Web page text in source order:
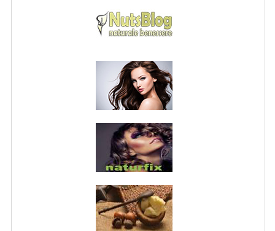
NORMATIVA PRIVACY
MAPPA DEL SITO
BUONO REGALO F.A.Q.
BUONI SCONTO
CANCELLA NEWSLETTER
BLOG
FREE-INFO
PIANTE